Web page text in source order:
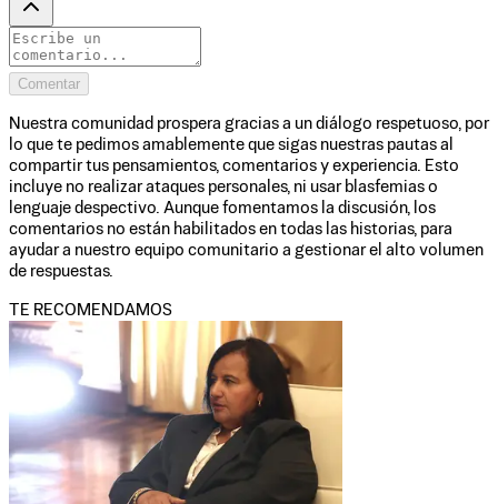
Comentar
Nuestra comunidad prospera gracias a un diálogo respetuoso, por
lo que te pedimos amablemente que sigas nuestras pautas al
compartir tus pensamientos, comentarios y experiencia. Esto
incluye no realizar ataques personales, ni usar blasfemias o
lenguaje despectivo. Aunque fomentamos la discusión, los
comentarios no están habilitados en todas las historias, para
ayudar a nuestro equipo comunitario a gestionar el alto volumen
de respuestas.
TE RECOMENDAMOS